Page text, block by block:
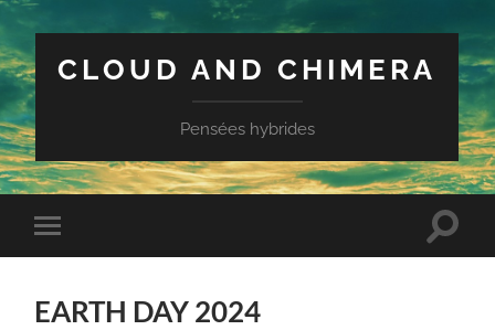
CLOUD AND CHIMERA
Pensées hybrides
Toggle
mobile
Toggle
EARTH DAY 2024